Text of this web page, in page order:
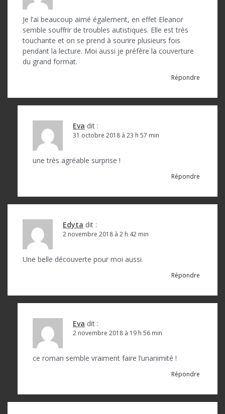
Je l’ai beaucoup aimé également, en effet Eleanor
semble souffrir de troubles autistiques. Elle est très
touchante et on se prend à sourire plusieurs fois
pendant la lecture. Moi aussi je préfère la couverture
du grand format.
Répondre
Eva dit :
31 octobre 2018 à 23 h 57 min
une très agréable surprise !
Répondre
Edyta dit :
2 novembre 2018 à 2 h 42 min
Une belle découverte pour moi aussi.
Répondre
Eva dit :
2 novembre 2018 à 19 h 56 min
ce roman semble vraiment faire l’unanimité !
Répondre